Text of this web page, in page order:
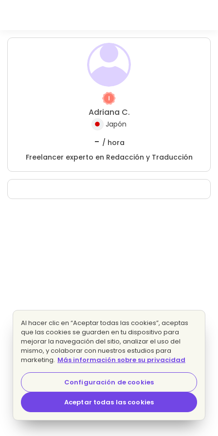
Adriana C.
Japón
- / hora
Freelancer experto en Redacción y Traducción
Al hacer clic en “Aceptar todas las cookies”, aceptas
que las cookies se guarden en tu dispositivo para
mejorar la navegación del sitio, analizar el uso del
mismo, y colaborar con nuestros estudios para
marketing. Más información sobre su privacidad
Configuración de cookies
Aceptar todas las cookies